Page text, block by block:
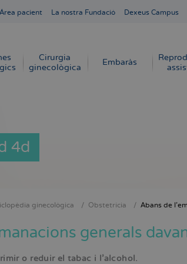
Área pacient La nostra Fundació Dexeus Campus
Cirurgia
ginecològica
Embaràs
4d
ginecològica Obstetrícia Abans de
generals
o reduir el tabac i l’alcohol.